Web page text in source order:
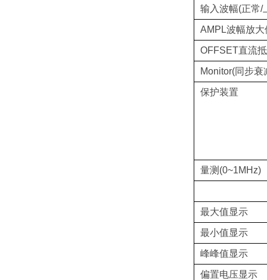
输入波幅(正常/
AMPL波幅放大
OFFSET直流
Monitor(同步衰
保护装置
量测(0~1MHz)
最大值显示
最小值显示
峰峰值显示
偏置电压显示